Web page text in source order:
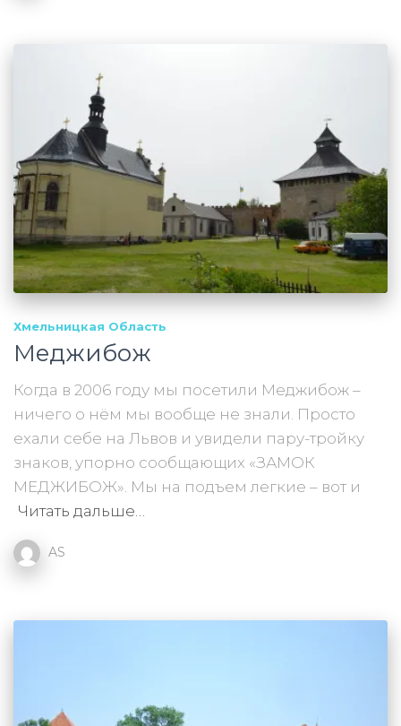
Хмельницкая Область
Меджибож
Когда в 2006 году мы посетили Меджибож –
ничего о нём мы вообще не знали. Просто
ехали себе на Львов и увидели пару-тройку
знаков, упорно сообщающих «ЗАМОК
МЕДЖИБОЖ». Мы на подъем легкие – вот и
Читать дальше…
AS